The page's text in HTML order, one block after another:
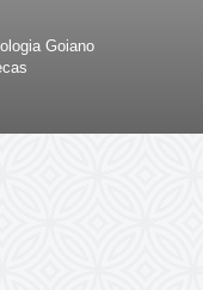
Goiano